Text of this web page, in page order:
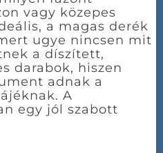
vagy közepes
a magas derék
ugye nincsen mit
a díszített,
darabok, hiszen
adnak a
A
egy jól szabott